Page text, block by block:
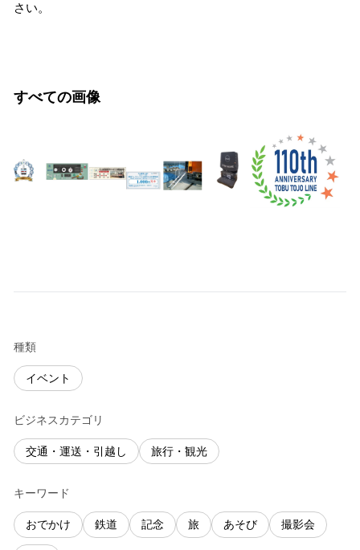
さい。
すべての画像
種類
イベント
ビジネスカテゴリ
交通・運送・引越し 旅行・観光
キーワード
おでかけ 鉄道 記念 旅 あそび 撮影会